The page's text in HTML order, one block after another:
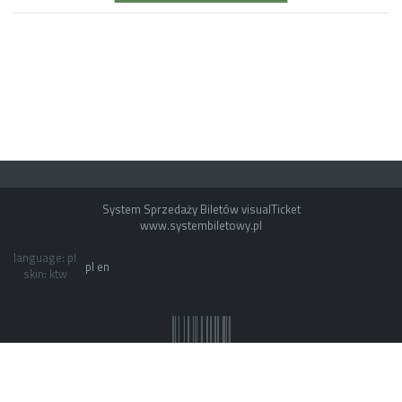
Wąwozu z korzeniami, wyłącznie przy
System Sprzedaży Biletów visualTicket
www.systembiletowy.pl
language: pl
skin: ktw
pl en